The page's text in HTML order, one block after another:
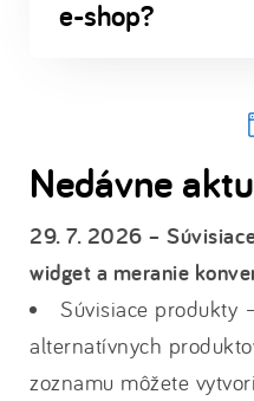
e-shop?
Nedávne
29. 7. 2026 –
widget a meranie
Súvisiace produkty
alternatívnych
zoznamu môžete